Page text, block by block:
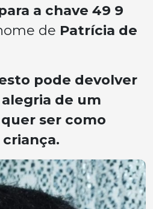
a chave 49 9
de Patrícia de
pode devolver
de um
ser como